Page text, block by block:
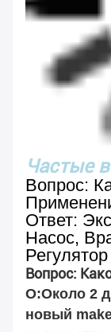
Частые
Вопрос:
Ответ:
Насос,
Вопрос:
О:Около 2
новый